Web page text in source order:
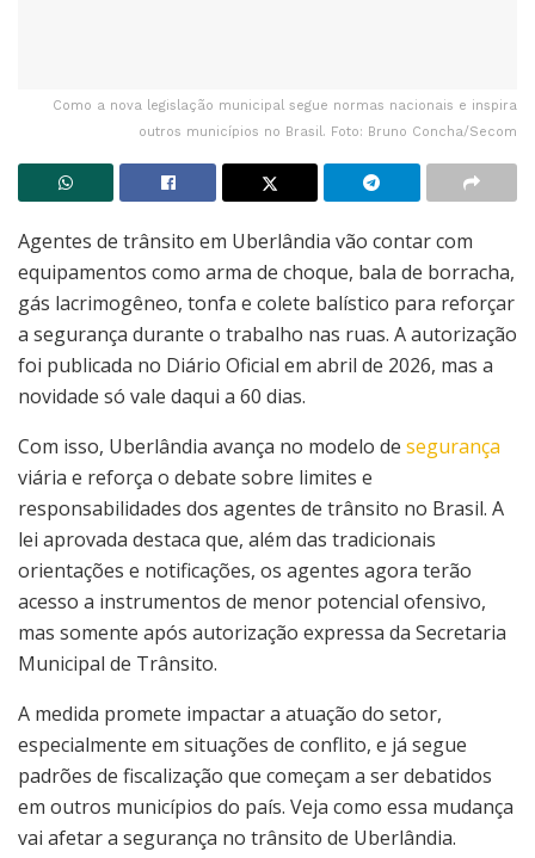
Como a nova legislação municipal segue normas nacionais e inspira
outros municípios no Brasil. Foto: Bruno Concha/Secom
Agentes de trânsito em Uberlândia vão contar com
equipamentos como arma de choque, bala de borracha,
gás lacrimogêneo, tonfa e colete balístico para reforçar
a segurança durante o trabalho nas ruas. A autorização
foi publicada no Diário Oficial em abril de 2026, mas a
novidade só vale daqui a 60 dias.
Com isso, Uberlândia avança no modelo de segurança
viária e reforça o debate sobre limites e
responsabilidades dos agentes de trânsito no Brasil. A
lei aprovada destaca que, além das tradicionais
orientações e notificações, os agentes agora terão
acesso a instrumentos de menor potencial ofensivo,
mas somente após autorização expressa da Secretaria
Municipal de Trânsito.
A medida promete impactar a atuação do setor,
especialmente em situações de conflito, e já segue
padrões de fiscalização que começam a ser debatidos
em outros municípios do país. Veja como essa mudança
vai afetar a segurança no trânsito de Uberlândia.